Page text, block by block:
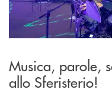
Musica, parole,
allo Sferisterio!